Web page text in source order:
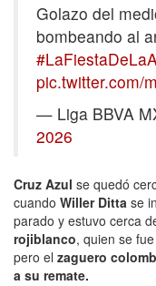
Golazo del
bombeando al
pic.twitter.com/
— Liga BBVA
2026
Cruz Azul se quedó
cuando Willer Ditta se
parado y estuvo cerca
rojiblanco, quien se
pero el zaguero
a su remate.